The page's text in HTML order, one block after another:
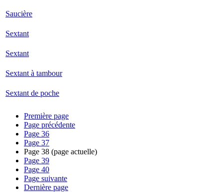
Saucière
Sextant
Sextant
Sextant à tambour
Sextant de poche
Première page
Page précédente
Page 36
Page 37
Page 38 (page actuelle)
Page 39
Page 40
Page suivante
Dernière page